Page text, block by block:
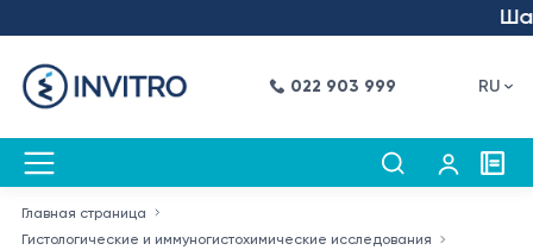
022 903 999 RU
Главная страница
Гистологические и иммуногистохимические исследования